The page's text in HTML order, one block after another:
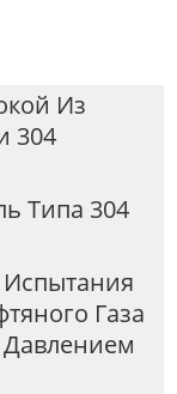
Из
304
Типа 304
Испытания
Газа
Давлением